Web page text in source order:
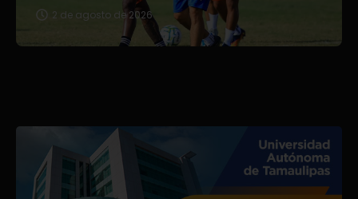
2 de agosto de 2026